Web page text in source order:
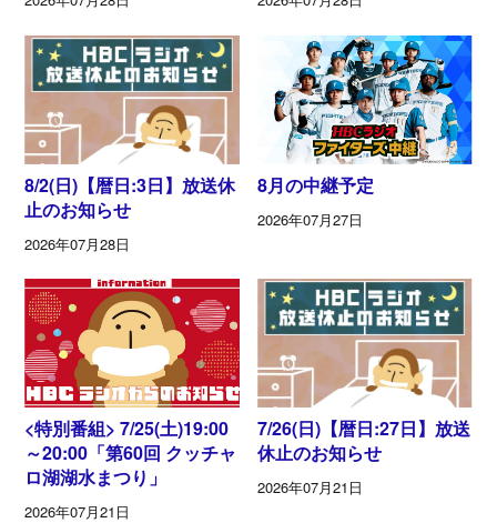
8/2(日)【暦日:3日】放送休
止のお知らせ
2026年07月28日
8月の中継予定
2026年07月27日
<特別番組> 7/25(土)19:00
～20:00「第60回 クッチャ
ロ湖湖水まつり」
2026年07月21日
7/26(日)【暦日:27日】放送
休止のお知らせ
2026年07月21日